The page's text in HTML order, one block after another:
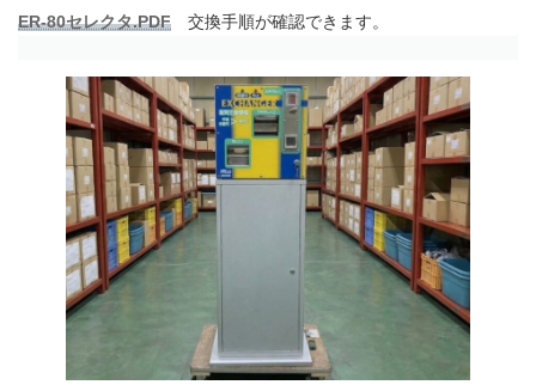
ER-80セレクタ.PDF 交換手順が確認できます。